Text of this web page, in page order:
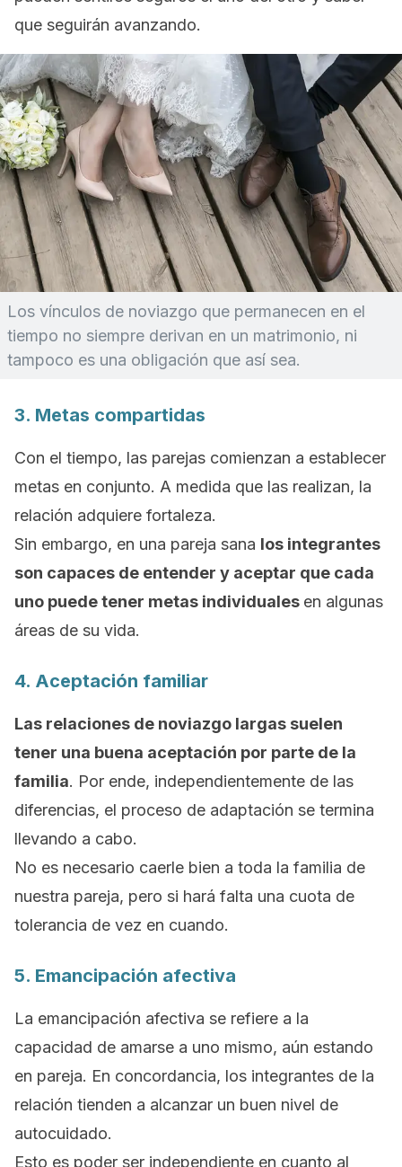
que seguirán avanzando.
Los vínculos de noviazgo que permanecen en el
tiempo no siempre derivan en un matrimonio, ni
tampoco es una obligación que así sea.
3. Metas compartidas
Con el tiempo, las parejas comienzan a establecer
metas en conjunto. A medida que las realizan, la
relación adquiere fortaleza.
Sin embargo, en una pareja sana los integrantes
son capaces de entender y aceptar que cada
uno puede tener metas individuales en algunas
áreas de su vida.
4. Aceptación familiar
Las relaciones de noviazgo largas suelen
tener una buena aceptación por parte de la
familia. Por ende, independientemente de las
diferencias, el proceso de adaptación se termina
llevando a cabo.
No es necesario caerle bien a toda la familia de
nuestra pareja, pero si hará falta una cuota de
tolerancia de vez en cuando.
5. Emancipación afectiva
La emancipación afectiva se refiere a la
capacidad de amarse a uno mismo, aún estando
en pareja. En concordancia, los integrantes de la
relación tienden a alcanzar un buen nivel de
autocuidado.
Esto es poder ser independiente en cuanto al